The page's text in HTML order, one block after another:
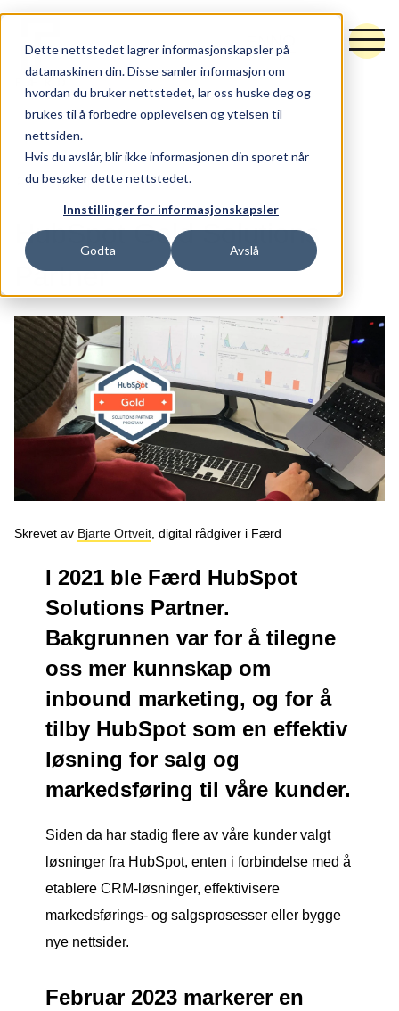
Dette nettstedet lagrer informasjonskapsler på
datamaskinen din. Disse samler informasjon om
hvordan du bruker nettstedet, lar oss huske deg og
brukes til å forbedre opplevelsen og ytelsen til
nettsiden.
Hvis du avslår, blir ikke informasjonen din sporet når
du besøker dette nettstedet.
Innstillinger for informasjonskapsler
Godta Avslå
Tjenester
Idé og utforming
Synlighet og vekst
Arbeider
Nytt
Podcast
Om oss
Kontakt
Nyhetsbrev
EN
FORSIDEN NYTT
HubSpot Gold Solutions
Partner
Skrevet av Bjarte Ortveit , digital rådgiver i Færd
I 2021 ble Færd HubSpot
Solutions Partner.
Bakgrunnen var for å tilegne
oss mer kunnskap om
inbound marketing, og for å
tilby HubSpot som en effektiv
løsning for salg og
markedsføring til våre kunder.
Siden da har stadig flere av våre kunder valgt
løsninger fra HubSpot, enten i forbindelse med å
etablere CRM-løsninger, effektivisere
markedsførings- og salgsprosesser eller bygge
nye nettsider.
Februar 2023 markerer en